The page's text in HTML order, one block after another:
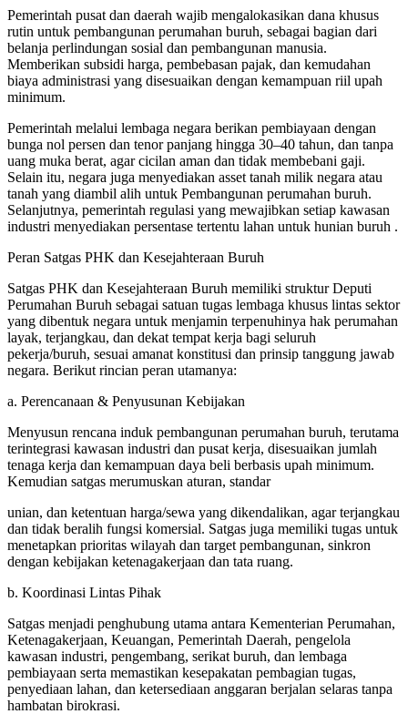
Pemerintah pusat dan daerah wajib mengalokasikan dana khusus
rutin untuk pembangunan perumahan buruh, sebagai bagian dari
belanja perlindungan sosial dan pembangunan manusia.
Memberikan subsidi harga, pembebasan pajak, dan kemudahan
biaya administrasi yang disesuaikan dengan kemampuan riil upah
minimum.
Pemerintah melalui lembaga negara berikan pembiayaan dengan
bunga nol persen dan tenor panjang hingga 30–40 tahun, dan tanpa
uang muka berat, agar cicilan aman dan tidak membebani gaji.
Selain itu, negara juga menyediakan asset tanah milik negara atau
tanah yang diambil alih untuk Pembangunan perumahan buruh.
Selanjutnya, pemerintah regulasi yang mewajibkan setiap kawasan
industri menyediakan persentase tertentu lahan untuk hunian buruh .
Peran Satgas PHK dan Kesejahteraan Buruh
Satgas PHK dan Kesejahteraan Buruh memiliki struktur Deputi
Perumahan Buruh sebagai satuan tugas lembaga khusus lintas sektor
yang dibentuk negara untuk menjamin terpenuhinya hak perumahan
layak, terjangkau, dan dekat tempat kerja bagi seluruh
pekerja/buruh, sesuai amanat konstitusi dan prinsip tanggung jawab
negara. Berikut rincian peran utamanya:
a. Perencanaan & Penyusunan Kebijakan
Menyusun rencana induk pembangunan perumahan buruh, terutama
terintegrasi kawasan industri dan pusat kerja, disesuaikan jumlah
tenaga kerja dan kemampuan daya beli berbasis upah minimum.
Kemudian satgas merumuskan aturan, standar
unian, dan ketentuan harga/sewa yang dikendalikan, agar terjangkau
dan tidak beralih fungsi komersial. Satgas juga memiliki tugas untuk
menetapkan prioritas wilayah dan target pembangunan, sinkron
dengan kebijakan ketenagakerjaan dan tata ruang.
b. Koordinasi Lintas Pihak
Satgas menjadi penghubung utama antara Kementerian Perumahan,
Ketenagakerjaan, Keuangan, Pemerintah Daerah, pengelola
kawasan industri, pengembang, serikat buruh, dan lembaga
pembiayaan serta memastikan kesepakatan pembagian tugas,
penyediaan lahan, dan ketersediaan anggaran berjalan selaras tanpa
hambatan birokrasi.